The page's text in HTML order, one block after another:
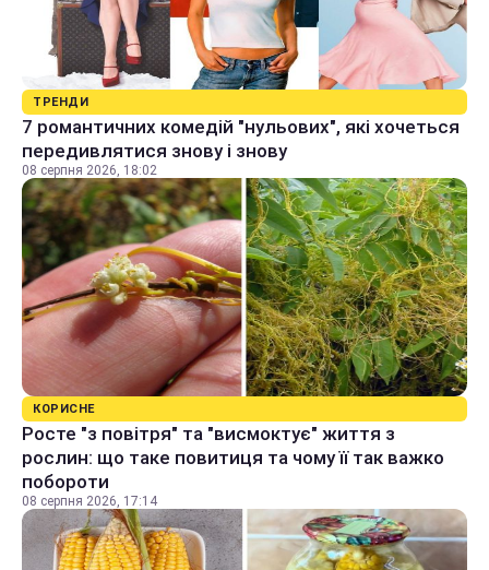
ТРЕНДИ
7 романтичних комедій "нульових", які хочеться
передивлятися знову і знову
08 серпня 2026, 18:02
КОРИСНЕ
Росте "з повітря" та "висмоктує" життя з
рослин: що таке повитиця та чому її так важко
побороти
08 серпня 2026, 17:14